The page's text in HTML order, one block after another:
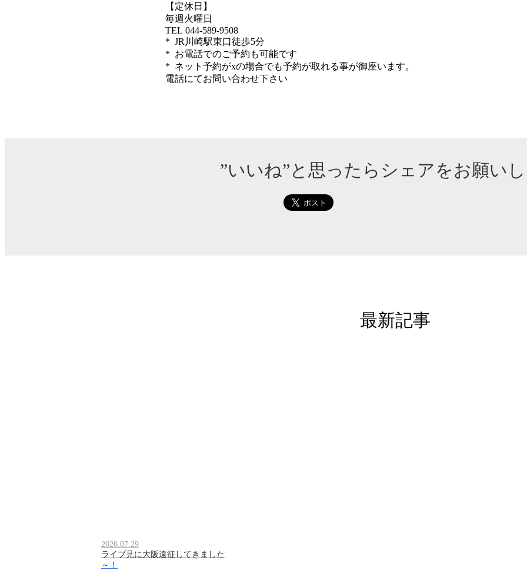
【定休日】
毎週火曜日
TEL 044-589-9508
* JR川崎駅東口徒歩5分
* お電話でのご予約も可能です
* ネット予約がxの場合でも予約が取れる事が御座います。
電話にてお問い合わせ下さい
”いいね”と思ったらシェアをお願い
最新記事
2026.07.29
ライブ見に大阪遠征してきました
～！